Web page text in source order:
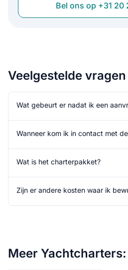
Bel ons op +31 20
Veelgestelde vragen
Wat gebeurt er nadat ik een
Wanneer kom ik in contact met
Wat is het charterpakket?
Zijn er andere kosten waar ik
Meer